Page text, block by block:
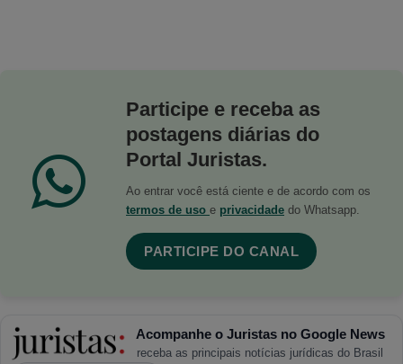
Participe e receba as
postagens diárias do
Portal Juristas.
Ao entrar você está ciente e de acordo com os
termos de uso e privacidade do Whatsapp.
PARTICIPE DO CANAL
Acompanhe o Juristas no Google News
receba as principais notícias jurídicas do Brasil